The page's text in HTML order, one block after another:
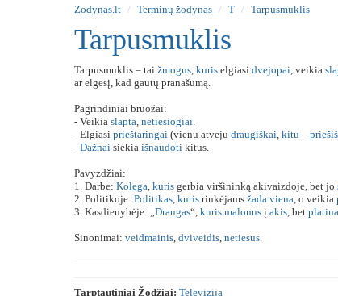
Zodynas.lt Terminų žodynas T Tarpusmuklis
Tarpusmuklis
Tarpusmuklis – tai žmogus, kuris elgiasi dvejopai, veikia
ar elgesį, kad gautų pranašumą.
Pagrindiniai bruožai:
- Veikia slapta, netiesiogiai.
- Elgiasi prieštaringai (vienu atveju draugiškai, kitu –
- Dažnai siekia išnaudoti kitus.
Pavyzdžiai:
1. Darbe: Kolega, kuris gerbia viršininką akivaizdoje, bet jo
2. Politikoje: Politikas, kuris rinkėjams žada viena, o veikia
3. Kasdienybėje: „Draugas“, kuris malonus į akis, bet platina
Sinonimai: veidmainis, dviveidis, netiesus.
Tarptautiniai Žodžiai: Televizija